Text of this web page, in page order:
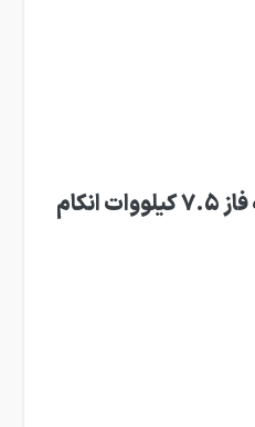
ابعاد اینورتر ورودی سه فاز 7.5 کیلووات انکام